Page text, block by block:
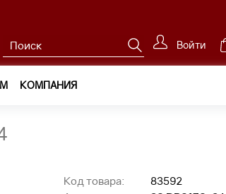
Войти
КОМПАНИЯ
Код товара:
83592